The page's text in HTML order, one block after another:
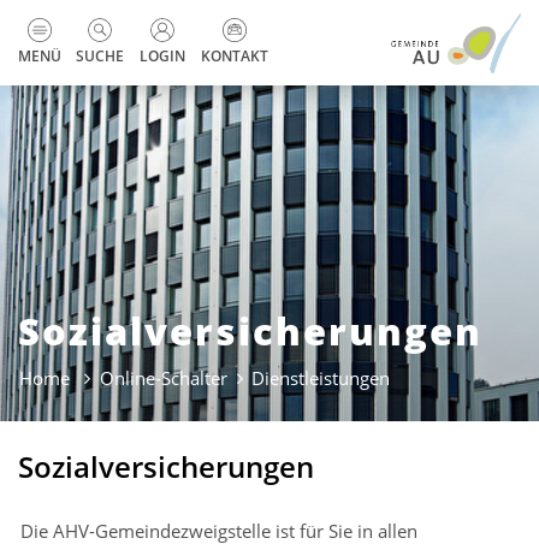
zur Startseite
Direkt zur Hauptnavigation
Direkt zum Inhalt
Direkt zur Suche
Direkt zum Stichwortverzeichnis
Kopfzeile
MENÜ SUCHE LOGIN KONTAKT
Sozialversicherungen
Home Online-Schalter Dienstleistungen (ausgewählt)
Sozialversicherungen
Die AHV-Gemeindezweigstelle ist für Sie in allen